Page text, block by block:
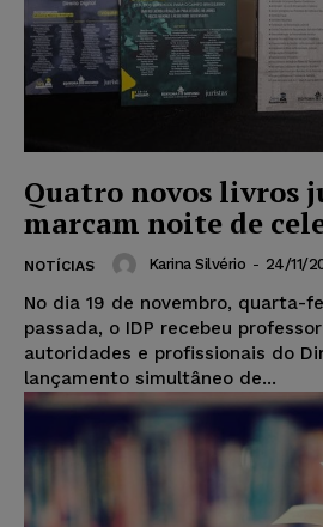
Quatro novos livros
marcam noite de
NOTÍCIAS Karina Silvério - 24/11/
No dia 19 de novembro, quarta-
passada, o IDP recebeu
autoridades e profissionais do
lançamento simultâneo de...